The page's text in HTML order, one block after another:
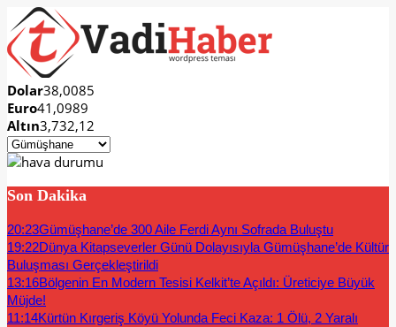
Dolar38,0085
Euro41,0989
Altın3,732,12
Son Dakika
20:23Gümüşhane’de 300 Aile Ferdi Aynı Sofrada Buluştu
19:22Dünya Kitapseverler Günü Dolayısıyla Gümüşhane’de Kültür
Buluşması Gerçekleştirildi
13:16Bölgenin En Modern Tesisi Kelkit’te Açıldı: Üreticiye Büyük
Müjde!
11:14Kürtün Kırgeriş Köyü Yolunda Feci Kaza: 1 Ölü, 2 Yaralı